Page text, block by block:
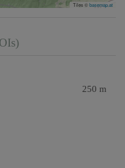
Tiles ©basemap.at
250 m